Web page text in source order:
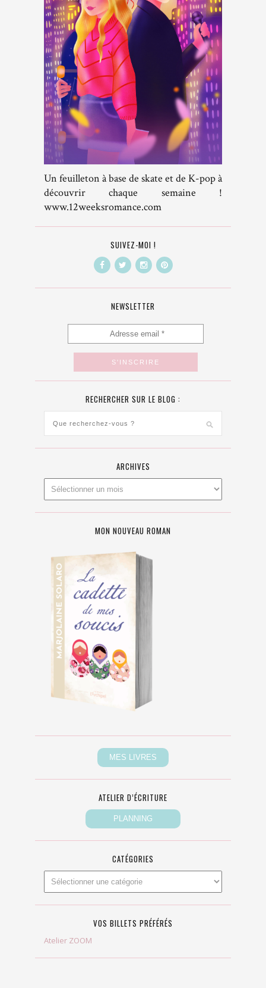
Un feuilleton à base de skate et de K-pop à
découvrir chaque semaine !
www.12weeksromance.com
SUIVEZ-MOI !
NEWSLETTER
RECHERCHER SUR LE BLOG :
ARCHIVES
MON NOUVEAU ROMAN
ATELIER D’ÉCRITURE
CATÉGORIES
VOS BILLETS PRÉFÉRÉS
Atelier ZOOM